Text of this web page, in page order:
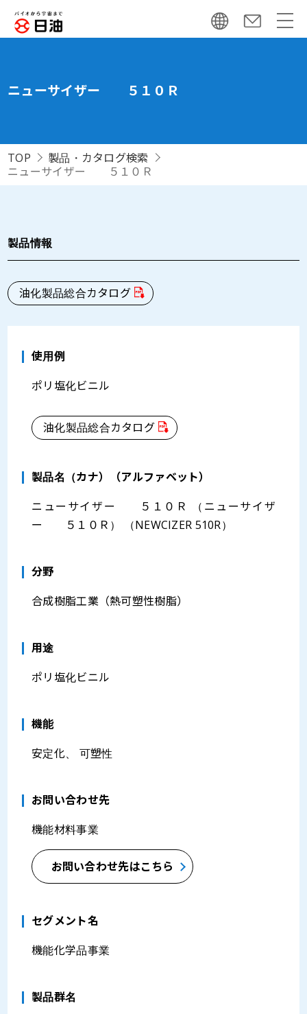
ニューサイザー ５１０Ｒ
TOP
製品・カタログ検索
ニューサイザー ５１０Ｒ
製品情報
油化製品総合カタログ
使用例
ポリ塩化ビニル
油化製品総合カタログ
製品名（カナ）（アルファベット）
ニューサイザー ５１０Ｒ （ニューサイザ
ー ５１０Ｒ） （NEWCIZER 510R）
分野
合成樹脂工業（熱可塑性樹脂）
⽤途
ポリ塩化ビニル
機能
安定化、 可塑性
お問い合わせ先
機能材料事業
お問い合わせ先はこちら
セグメント名
機能化学品事業
製品群名